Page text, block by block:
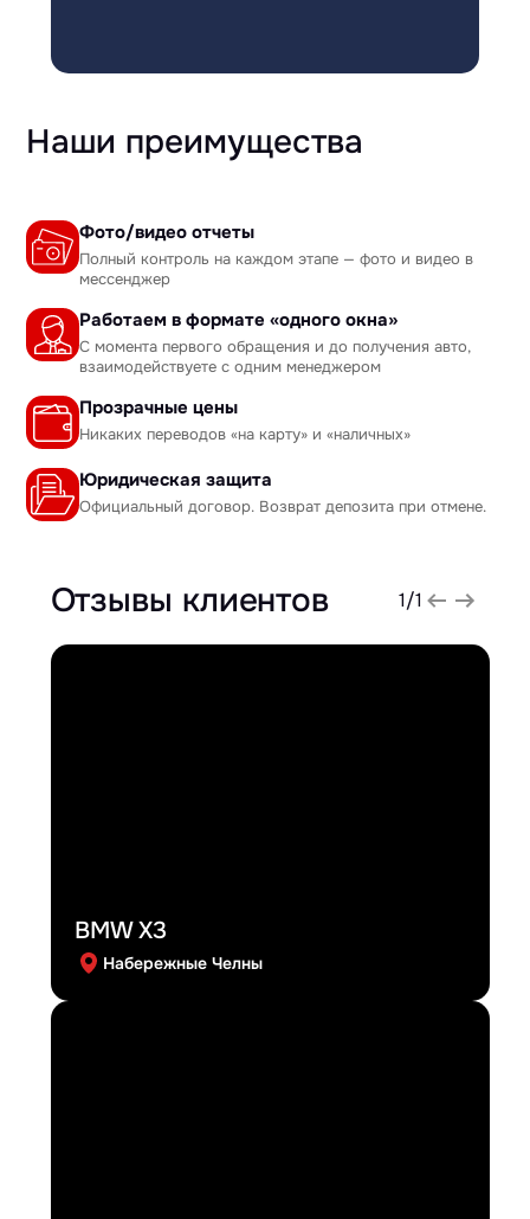
Наши преимущества
Фото/видео отчеты
Полный контроль на каждом этапе — фото и видео в
мессенджер
Работаем в формате «одного окна»
С момента первого обращения и до получения авто,
взаимодействуете с одним менеджером
Прозрачные цены
Никаких переводов «на карту» и «наличных»
Юридическая защита
Официальный договор. Возврат депозита при отмене.
Отзывы клиентов 1/1
BMW X3
Набережные Челны